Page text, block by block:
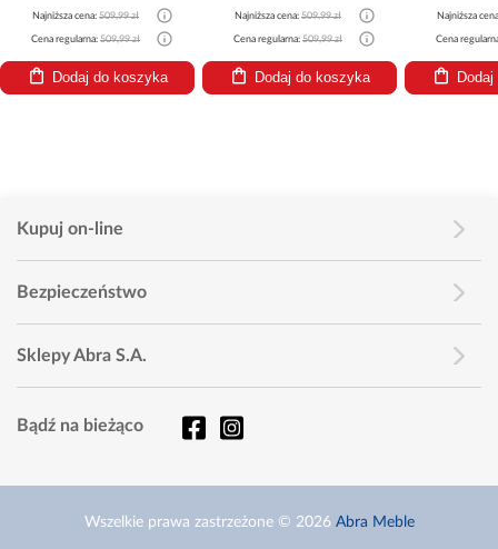
Najniższa cena: 509,99 zł
Cena regularna: 509,99 zł
Dodaj do koszyka
Najniższa cena: 509,99 zł
Cena regularna: 509,99 zł
Dodaj do koszyka
Najniższa
Cena
Kupuj on-line
Bezpieczeństwo
Sklepy Abra S.A.
Bądź na bieżąco
Wszelkie prawa zastrzeżone © 2026 Abra Meble